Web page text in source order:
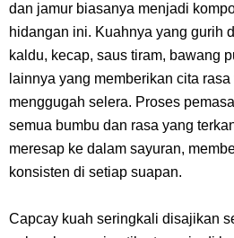
Arti Bendera Palau, Negara Kepulauan
Pasifik Barat
Cara Membuat Linktree Instagram,
Lakukan
dan jamur biasanya menjadi
hidangan ini. Kuahnya yang gurih
kaldu, kecap, saus tiram, bawang
lainnya yang memberikan cita
menggugah selera. Proses
semua bumbu dan rasa yang
meresap ke dalam sayuran,
konsisten di setiap suapan.
Capcay kuah seringkali disajikan